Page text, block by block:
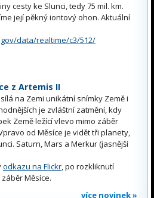
cesty ke Slunci, tedy 75 mil. km.
její pěkný iontový ohon. Aktuální
data/realtime/c3/512/
z Artemis II
na Zemi unikátní snímky Země i
je zvláštní zatmění, kdy
Země ležící vlevo mimo záběr
od Měsíce je vidět tři planety,
Saturn, Mars a Merkur (jasnější
odkazu na Flickr, po rozkliknutí
Měsíce.
více novinek »